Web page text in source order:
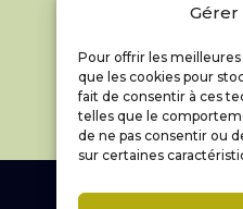
Pour offrir les
que les cookies pour
fait de consentir à ces
telles que le
de ne pas consentir ou
sur certaines